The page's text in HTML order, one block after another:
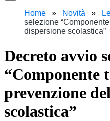
Home Novità
selezione
dispersione scolastica”
Decreto avvio
“Componente
prevenzione
scolastica”